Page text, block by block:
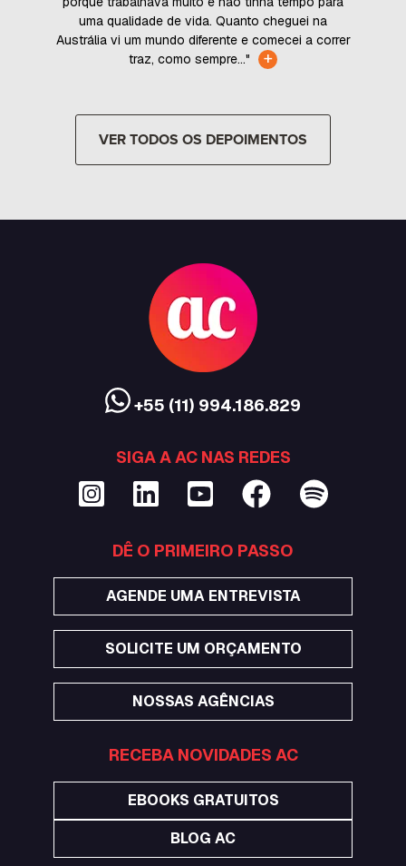
uma qualidade de vida. Quanto cheguei na
Austrália vi um mundo diferente e comecei a correr
traz, como sempre..."
+
VER TODOS OS DEPOIMENTOS
+55 (11) 994.186.829
SIGA A AC NAS REDES
DÊ O PRIMEIRO PASSO
AGENDE UMA ENTREVISTA
SOLICITE UM ORÇAMENTO
NOSSAS AGÊNCIAS
RECEBA NOVIDADES AC
EBOOKS GRATUITOS
BLOG AC